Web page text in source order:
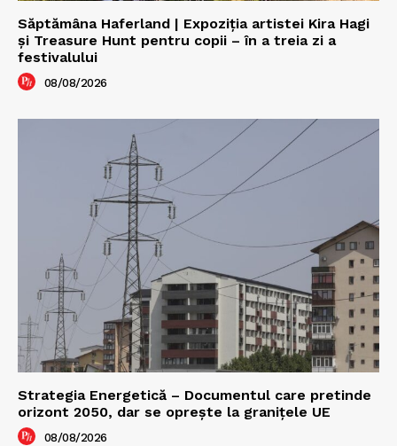
Săptămâna Haferland | Expoziţia artistei Kira Hagi
şi Treasure Hunt pentru copii – în a treia zi a
festivalului
08/08/2026
Strategia Energetică – Documentul care pretinde
orizont 2050, dar se oprește la granițele UE
08/08/2026